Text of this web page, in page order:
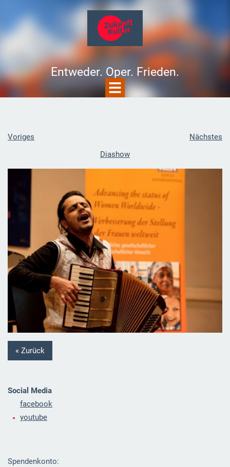
Entweder. Oper. Frieden.
Voriges
Nächstes
Diashow
« Zurück
Social Media
facebook
youtube
Spendenkonto: